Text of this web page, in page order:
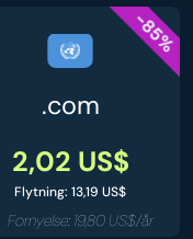
-85%
.com
2,02 US$
Flytning: 13,19 US$
Fornyelse: 19,80 US$/år